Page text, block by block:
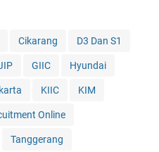
Cikarang D3 Dan S1
GIIC Hyundai
KIIC KIM
Online
Tanggerang